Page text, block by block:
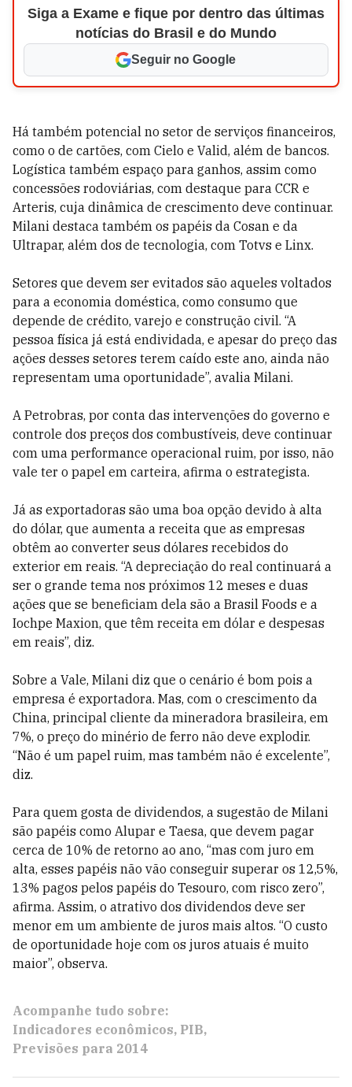
Siga a Exame e fique por dentro das últimas
notícias do Brasil e do Mundo
Seguir no Google
Há também potencial no setor de serviços financeiros,
como o de cartões, com Cielo e Valid, além de bancos.
Logística também espaço para ganhos, assim como
concessões rodoviárias, com destaque para CCR e
Arteris, cuja dinâmica de crescimento deve continuar.
Milani destaca também os papéis da Cosan e da
Ultrapar, além dos de tecnologia, com Totvs e Linx.
Setores que devem ser evitados são aqueles voltados
para a economia doméstica, como consumo que
depende de crédito, varejo e construção civil. “A
pessoa física já está endividada, e apesar do preço das
ações desses setores terem caído este ano, ainda não
representam uma oportunidade”, avalia Milani.
A Petrobras, por conta das intervenções do governo e
controle dos preços dos combustíveis, deve continuar
com uma performance operacional ruim, por isso, não
vale ter o papel em carteira, afirma o estrategista.
Já as exportadoras são uma boa opção devido à alta
do dólar, que aumenta a receita que as empresas
obtêm ao converter seus dólares recebidos do
exterior em reais. “A depreciação do real continuará a
ser o grande tema nos próximos 12 meses e duas
ações que se beneficiam dela são a Brasil Foods e a
Iochpe Maxion, que têm receita em dólar e despesas
em reais”, diz.
Sobre a Vale, Milani diz que o cenário é bom pois a
empresa é exportadora. Mas, com o crescimento da
China, principal cliente da mineradora brasileira, em
7%, o preço do minério de ferro não deve explodir.
“Não é um papel ruim, mas também não é excelente”,
diz.
Para quem gosta de dividendos, a sugestão de Milani
são papéis como Alupar e Taesa, que devem pagar
cerca de 10% de retorno ao ano, “mas com juro em
alta, esses papéis não vão conseguir superar os 12,5%,
13% pagos pelos papéis do Tesouro, com risco zero”,
afirma. Assim, o atrativo dos dividendos deve ser
menor em um ambiente de juros mais altos. “O custo
de oportunidade hoje com os juros atuais é muito
maior”, observa.
Acompanhe tudo sobre:
Indicadores econômicos PIB
Previsões para 2014